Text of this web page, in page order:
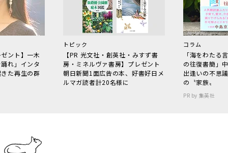
ント】一木
れ」インタ
た再生の群
トピック
【PR 光文社・創英社・みすず書
房・ミネルヴァ書房】プレゼント
朝日新聞1面広告の本、好書好日メ
ルマガ読者計20名様に
コラム
「海をわた
の往復書簡」
出逢いの不思
の〝家族〟
PR by 集英社